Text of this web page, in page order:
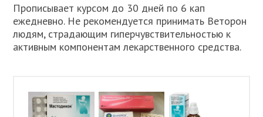
Прописывает курсом до 30 дней по 6 кап
ежедневно. Не рекомендуется принимать Веторон
людям, страдающим гиперчувствительностью к
активным компонентам лекарственного средства.